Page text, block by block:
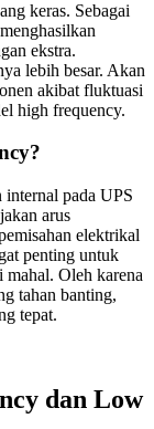
keras. Sebagai
ekstra.
lebih besar. Akan
akibat fluktuasi
high frequency.
pada UPS
arus
elektrikal
penting untuk
mahal. Oleh karena
tahan banting,
tepat.
dan Low